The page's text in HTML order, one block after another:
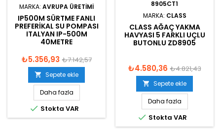
MARKA: AVRUPA ÜRETIMI
IP500M SÜRTME FANLI
PREFERIKAL SU POMPASI
ITALYAN IP-500M
40METRE
₺5.356,93 ₺7.142,57
 Sepete ekle
Daha fazla
 Stokta VAR
8905CT1
MARKA: CLASS
CLASS AĞAÇ YAKMA
HAVYASI 5 FARKLI UÇLU
BUTONLU ZD8905
₺4.580,36 ₺4.821,43
 Sepete ekle
Daha fazla
 Stokta VAR